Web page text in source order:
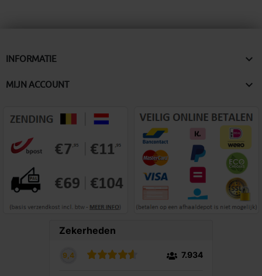
INFORMATIE 
MIJN ACCOUNT 